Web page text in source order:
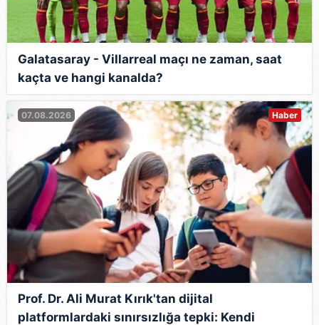
Galatasaray - Villarreal maçı ne zaman, saat
kaçta ve hangi kanalda?
07.08.2026 Haber
Prof. Dr. Ali Murat Kırık'tan dijital
platformlardaki sınırsızlığa tepki: Kendi